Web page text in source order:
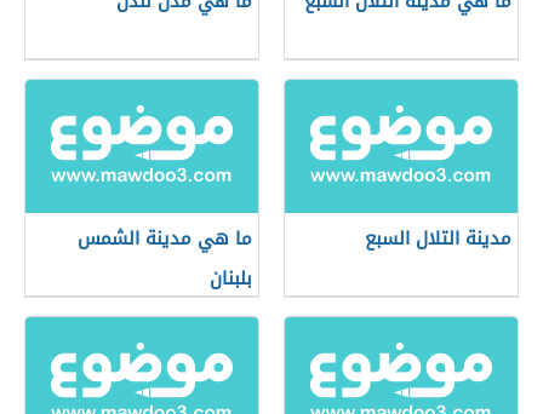
مدينة التلال السبع
ما هي مدينة الشمس
بلبنان